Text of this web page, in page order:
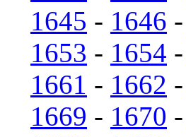
1645 - 1646 -
1653 - 1654 -
1661 - 1662 -
1669 - 1670 -